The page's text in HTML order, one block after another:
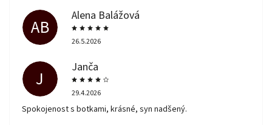
AB
Alena Balážová
26.5.2026
J
Janča
29.4.2026
Spokojenost s botkami, krásné, syn nadšený.